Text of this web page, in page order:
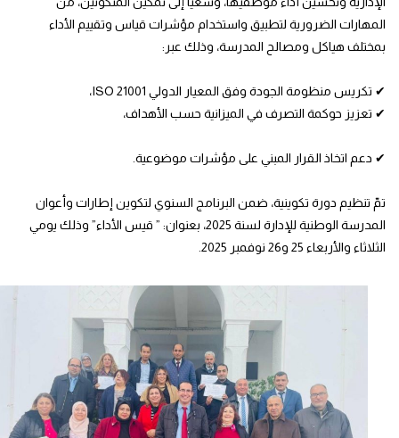
المهارات الضرورية لتطبيق واستخدام مؤشرات قياس وتقييم الأداء
بمختلف هياكل ومصالح المدرسة، وذلك عبر:
✔ تكريس منظومة الجودة وفق المعيار الدولي ISO 21001،
✔ تعزيز حوكمة التصرف في الميزانية حسب الأهداف،
✔ دعم اتخاذ القرار المبني على مؤشرات موضوعية.
تمّ تنظيم دورة تكوينية، ضمن البرنامج السنوي لتكوين إطارات وأعوان
المدرسة الوطنية للإدارة لسنة 2025، بعنوان: ” قيس الأداء” وذلك يومي
الثلاثاء والأربعاء 25 و26 نوفمبر 2025.